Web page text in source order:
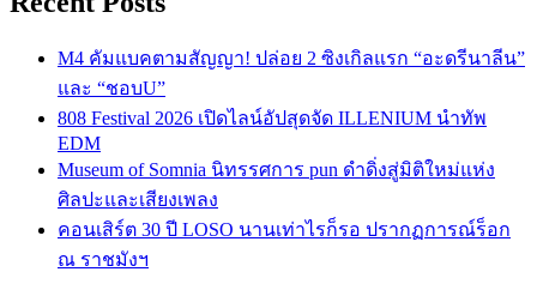
M4 คัมแบคตามสัญญา! ปล่อย 2 ซิงเกิลแรก “อะดรีนาลีน”
และ “ชอบU”
808 Festival 2026 เปิดไลน์อัปสุดจัด ILLENIUM นำทัพ
EDM
Museum of Somnia นิทรรศการ pun ดำดิ่งสู่มิติใหม่แห่ง
ศิลปะและเสียงเพลง
คอนเสิร์ต 30 ปี LOSO นานเท่าไรก็รอ ปรากฏการณ์ร็อก
ณ ราชมังฯ